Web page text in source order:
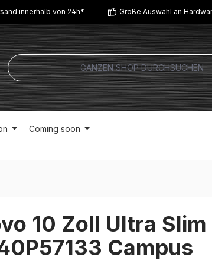
innerhalb von 24h* Große Auswahl an
Coming soon
10 Zoll Ultra Slim
Campus